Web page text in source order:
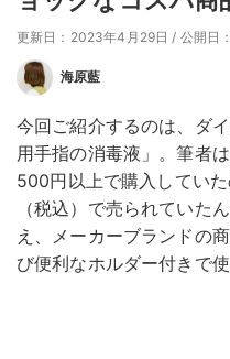
更新日：2023年4月29日 / 公開日
海原藍
今回ご紹介するのは、ダ
用手指の消毒液」。筆者
500円以上で購入してい
（税込）で売られていた
え、メーカーブランドの
び便利なホルダー付きで